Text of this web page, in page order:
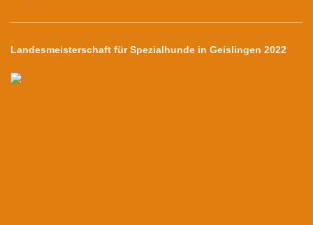
Landesmeisterschaft für Spezialhunde in Geislingen 2022